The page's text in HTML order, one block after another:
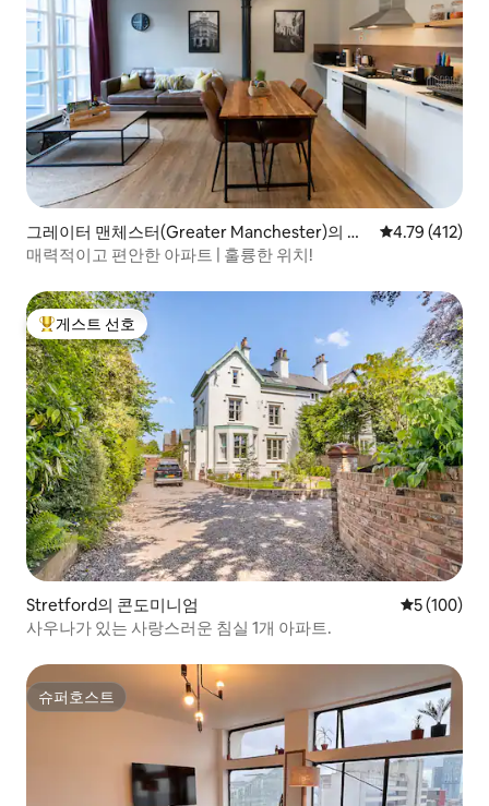
그레이터 맨체스터(Greater Manchester)의 콘
도미니엄
평점 4.79점(5
4.79 (412)
매력적이고 편안한 아파트 | 훌륭한 위치!
상위 게스트 선호
게스트 선호
Stretford의 콘도미니엄 평점 5점(5
5 (100)
사우나가 있는 사랑스러운 침실 1개 아파트.
슈퍼호스트
슈퍼호스트